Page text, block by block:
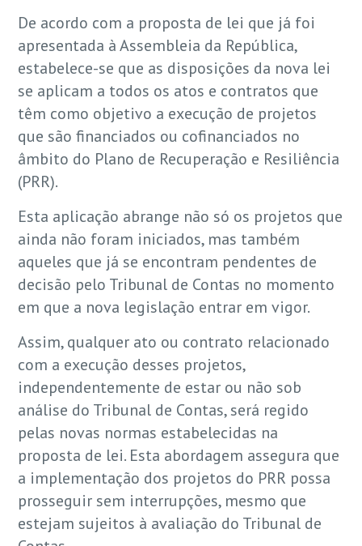
De acordo com a proposta de lei que já foi
apresentada à Assembleia da República,
estabelece-se que as disposições da nova lei
se aplicam a todos os atos e contratos que
têm como objetivo a execução de projetos
que são financiados ou cofinanciados no
âmbito do Plano de Recuperação e Resiliência
(PRR).
Esta aplicação abrange não só os projetos que
ainda não foram iniciados, mas também
aqueles que já se encontram pendentes de
decisão pelo Tribunal de Contas no momento
em que a nova legislação entrar em vigor.
Assim, qualquer ato ou contrato relacionado
com a execução desses projetos,
independentemente de estar ou não sob
análise do Tribunal de Contas, será regido
pelas novas normas estabelecidas na
proposta de lei. Esta abordagem assegura que
a implementação dos projetos do PRR possa
prosseguir sem interrupções, mesmo que
estejam sujeitos à avaliação do Tribunal de